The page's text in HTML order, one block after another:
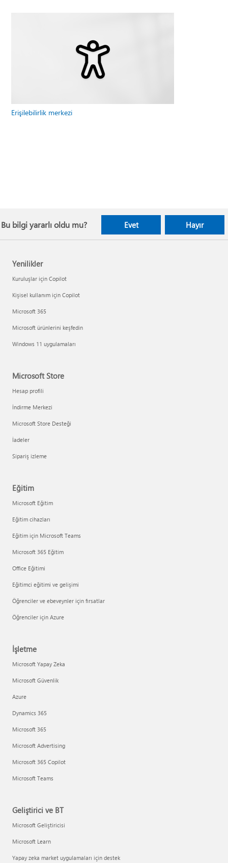
Erişilebilirlik merkezi
Bu bilgi yararlı oldu mu? Evet Hayır
Yenilikler
Kuruluşlar için Copilot
Kişisel kullanım için Copilot
Microsoft 365
Microsoft ürünlerini keşfedin
Windows 11 uygulamaları
Microsoft Store
Hesap profili
İndirme Merkezi
Microsoft Store Desteği
İadeler
Sipariş izleme
Eğitim
Microsoft Eğitim
Eğitim cihazları
Eğitim için Microsoft Teams
Microsoft 365 Eğitim
Office Eğitimi
Eğitimci eğitimi ve gelişimi
Öğrenciler ve ebeveynler için fırsatlar
Öğrenciler için Azure
İşletme
Microsoft Yapay Zeka
Microsoft Güvenlik
Azure
Dynamics 365
Microsoft 365
Microsoft Advertising
Microsoft 365 Copilot
Microsoft Teams
Geliştirici ve BT
Microsoft Geliştiricisi
Microsoft Learn
Yapay zeka market uygulamaları için destek